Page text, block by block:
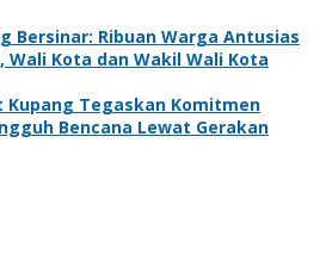
Bersinar: Ribuan Warga Antusias
Kota dan Wakil Wali Kota
Kupang Tegaskan Komitmen
Bencana Lewat Gerakan